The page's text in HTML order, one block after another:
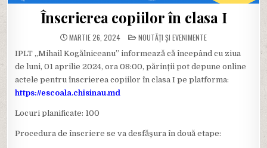
Înscrierea copiilor în clasa I
MARTIE 26, 2024 POSTED
IN
NOUTĂȚI ȘI EVENIMENTE
IPLT „Mihail Kogălniceanu” informează că începând cu ziua
de luni, 01 aprilie 2024, ora 08:00, părinții pot depune online
actele pentru înscrierea copiilor în clasa I pe platforma:
https://escoala.chisinau.md
Locuri planificate: 100
Procedura de înscriere se va desfășura în două etape: